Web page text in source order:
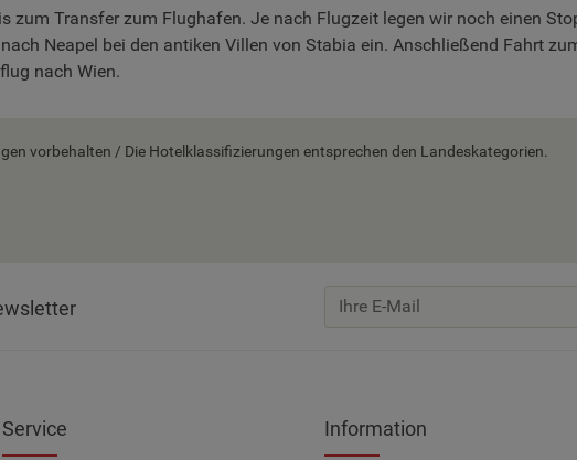
zum Transfer zum Flughafen. Je nach Flugzeit legen wir noch einen
Neapel bei den antiken Villen von Stabia ein. Anschließend Fahrt
nach Wien.
vorbehalten / Die Hotelklassifizierungen entsprechen den Landeskategorien.
Service Information